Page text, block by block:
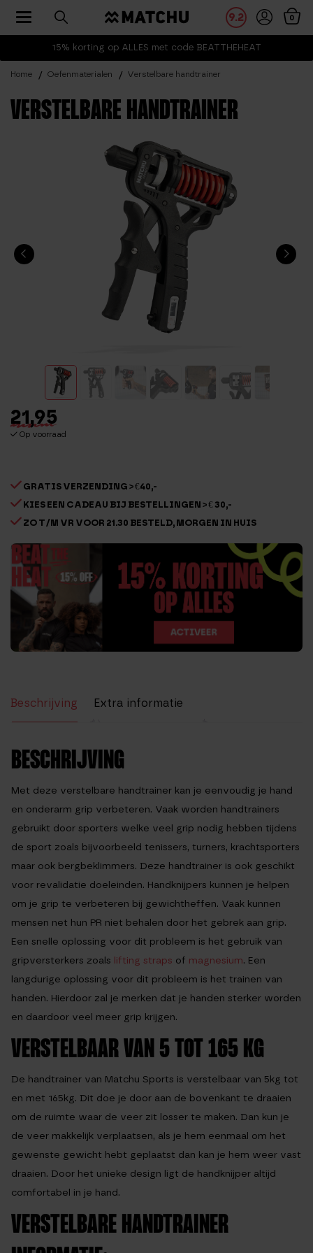
15% korting op ALLES met code BEATTHEHEAT
9.2 0
Toggle navigation
Home Oefenmaterialen Verstelbare handtrainer
VERSTELBARE HANDTRAINER
21,95
Op voorraad
GRATIS VERZENDING > €40,-
KIES EEN CADEAU BIJ BESTELLINGEN > € 30,-
ZO T/M VR VOOR 21.30 BESTELD, MORGEN IN HUIS
Beschrijving
Extra informatie
BESCHRIJVING
Met deze verstelbare handtrainer kan je eenvoudig je hand
en onderarm grip verbeteren. Vaak worden handtrainers
gebruikt door sporters welke veel grip nodig hebben tijdens
de sport zoals bijvoorbeeld tenissers, turners, krachtsporters
maar ook bergbeklimmers. Deze handtrainer is ook geschikt
voor revalidatie doeleinden. Handknijpers kunnen je helpen
om je grip te verbeteren bij gewichtheffen. Vaak kunnen
mensen net hun PR niet behalen door het gebrek aan grip.
Een snelle oplossing voor dit probleem is het gebruik van
gripversterkers zoals lifting straps of magnesium. Een
langdurige oplossing voor dit probleem is het trainen van
handen. Hierdoor zal je merken dat je handen sterker worden
en daardoor veel meer grip krijgen.
VERSTELBAAR VAN 5 TOT 165 KG
De handtrainer van Matchu Sports is verstelbaar van 5kg tot
en met 165kg. Dit doe je door aan de bovenkant te draaien
om de ruimte waar de veer zit losser te maken. Dan kun je
de veer makkelijk verplaatsen, als je hem eenmaal om het
gewenste gewicht hebt geplaatst dan kan je hem weer vast
draaien. Door het unieke design ligt de handknijper altijd
comfortabel in je hand.
VERSTELBARE HANDTRAINER